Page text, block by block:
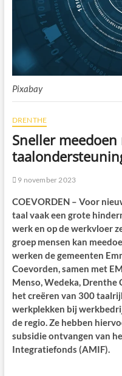
Pixabay
DRENTHE
Sneller meedoen
9 november 2023
COEVORDEN – Voor
taal vaak een grote
werk en op de werkvloer
groep mensen kan
werken de gemeenten
Coevorden, samen met
Menso, Wedeka, Drenthe
het creëren van 300
werkplekken bij
de regio. Ze hebben
subsidie ontvangen van
Integratiefonds (AMIF).